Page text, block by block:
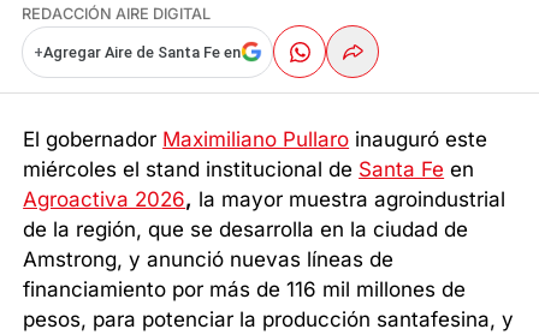
REDACCIÓN AIRE DIGITAL
+Agregar Aire de Santa Fe en
El gobernador Maximiliano Pullaro inauguró este
miércoles el stand institucional de Santa Fe en
Agroactiva 2026, la mayor muestra agroindustrial
de la región, que se desarrolla en la ciudad de
Amstrong, y anunció nuevas líneas de
financiamiento por más de 116 mil millones de
pesos, para potenciar la producción santafesina, y